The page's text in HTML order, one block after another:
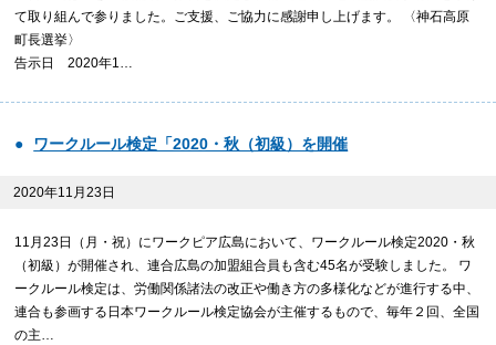
て取り組んで参りました。ご支援、ご協力に感謝申し上げます。 〈神石高原
町長選挙〉
告示日 2020年1…
ワークルール検定「2020・秋（初級）を開催
2020年11月23日
11月23日（月・祝）にワークピア広島において、ワークルール検定2020・秋
（初級）が開催され、連合広島の加盟組合員も含む45名が受験しました。 ワ
ークルール検定は、労働関係諸法の改正や働き方の多様化などが進行する中、
連合も参画する日本ワークルール検定協会が主催するもので、毎年２回、全国
の主…